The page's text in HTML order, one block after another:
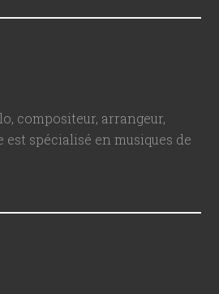
compositeur, arrangeur,
spécialisé en musiques de